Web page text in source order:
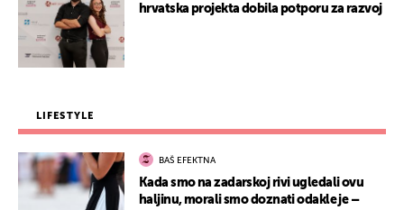
hrvatska projekta dobila potporu za razvoj
LIFESTYLE
BAŠ EFEKTNA
Kada smo na zadarskoj rivi ugledali ovu
haljinu, morali smo doznati odakle je –